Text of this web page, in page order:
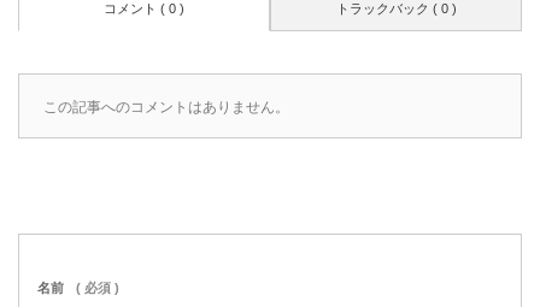
コメント ( 0 ) トラックバック ( 0 )
この記事へのコメントはありません。
名前 ( 必須 )